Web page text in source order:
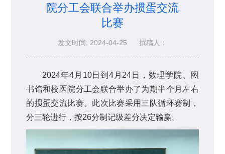
院分工会联合举办掼蛋交流
比赛
发文时间: 2024-04-25 撰稿人：
2024年4月10日到4月24日，数理学院、图
书馆和校医院分工会联合举办了为期半个月左右
的掼蛋交流比赛。此次比赛采用三队循环赛制，
分三轮进行，按26分制记级差分决定输赢。